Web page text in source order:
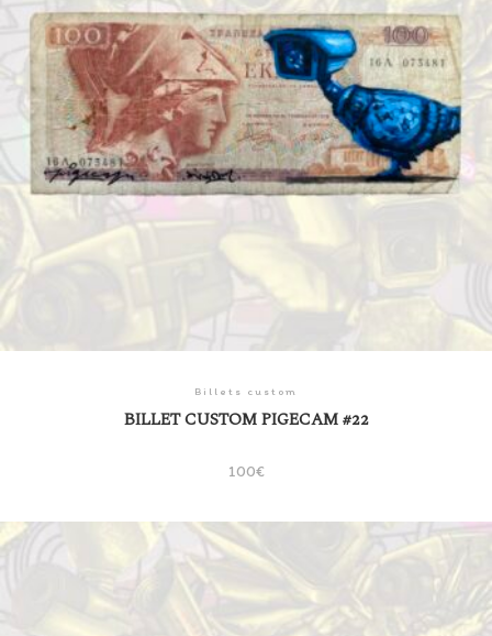
Billets custom
BILLET CUSTOM PIGECAM #22
100€